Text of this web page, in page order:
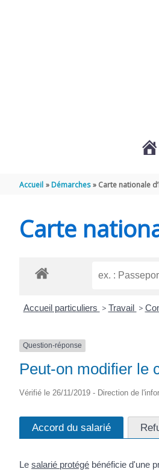
Accueil Démarches Carte nationale
Carte
Accueil particuliers > Travail >
Question-réponse
Peut-on modifier le
Vérifié le 26/11/2019 - Direction de
Accord du salarié
Le salarié protégé bénéficie d'une